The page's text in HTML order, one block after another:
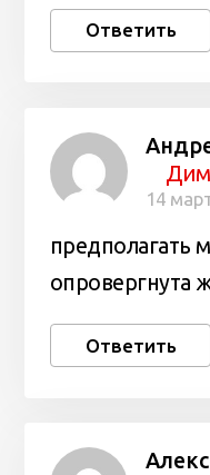
Ответить
14
предполагать
опровергнута
Ответить
Алекс